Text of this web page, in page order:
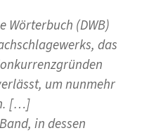
Wörterbuch (DWB)
das
um nunmehr
[…]
in dessen